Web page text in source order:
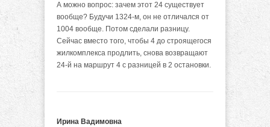
А можно вопрос: зачем этот 24 существует
вообще? Будучи 1324-м, он не отличался от
1004 вообще. Потом сделали разницу.
Сейчас вместо того, чтобы 4 до строящегося
жилкомплекса продлить, снова возвращают
24-й на маршрут 4 с разницей в 2 остановки.
Ирина Вадимовна